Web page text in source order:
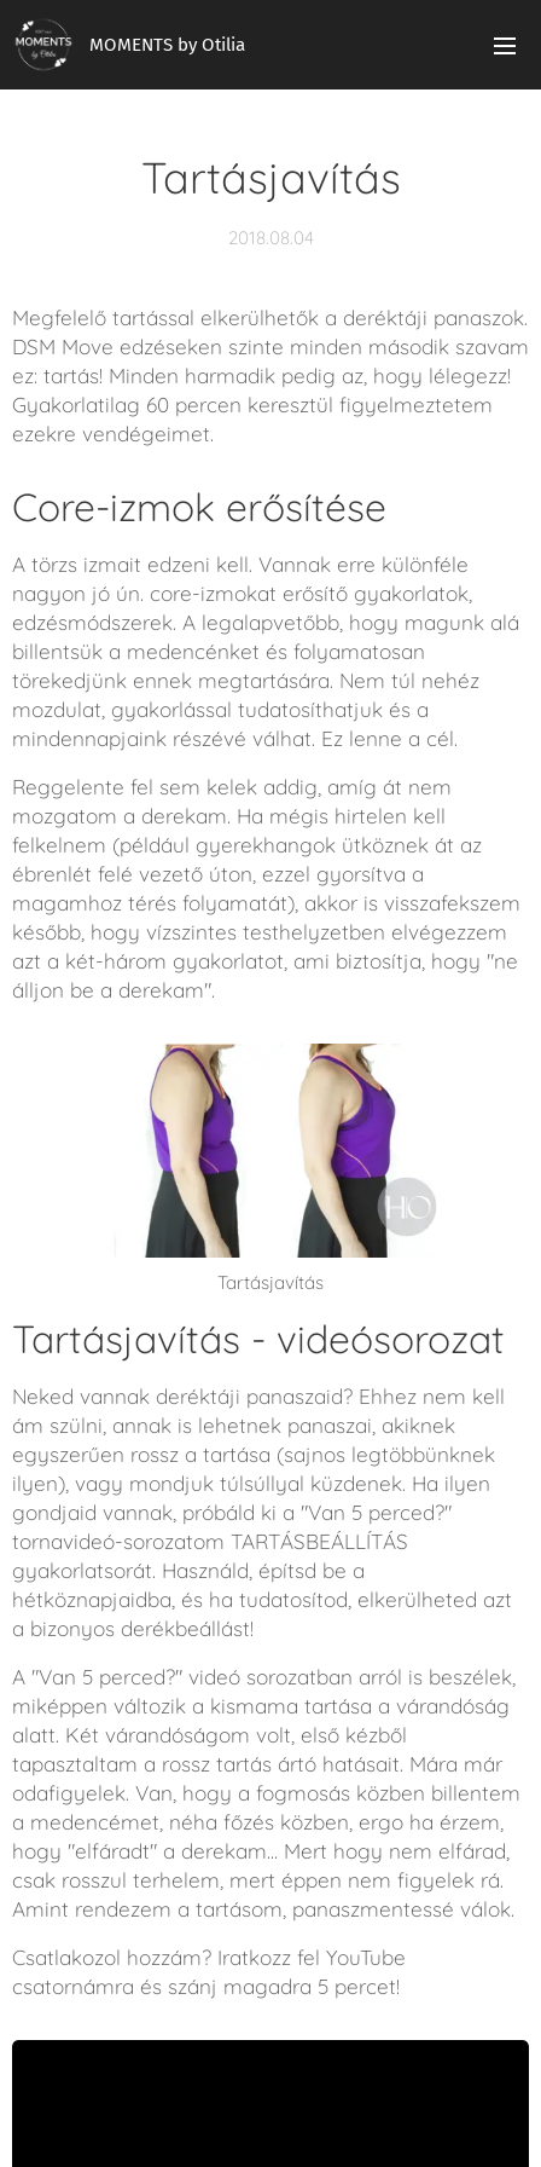
MOMENTS by Otilia
Tartásjavítás
2018.08.04
Megfelelő tartással elkerülhetők a deréktáji panaszok.
DSM Move edzéseken szinte minden második szavam
ez: tartás! Minden harmadik pedig az, hogy lélegezz!
Gyakorlatilag 60 percen keresztül figyelmeztetem
ezekre vendégeimet.
Core-izmok erősítése
A törzs izmait edzeni kell. Vannak erre különféle
nagyon jó ún. core-izmokat erősítő gyakorlatok,
edzésmódszerek. A legalapvetőbb, hogy magunk alá
billentsük a medencénket és folyamatosan
törekedjünk ennek megtartására. Nem túl nehéz
mozdulat, gyakorlással tudatosíthatjuk és a
mindennapjaink részévé válhat. Ez lenne a cél.
Reggelente fel sem kelek addig, amíg át nem
mozgatom a derekam. Ha mégis hirtelen kell
felkelnem (például gyerekhangok ütköznek át az
ébrenlét felé vezető úton, ezzel gyorsítva a
magamhoz térés folyamatát), akkor is visszafekszem
később, hogy vízszintes testhelyzetben elvégezzem
azt a két-három gyakorlatot, ami biztosítja, hogy "ne
álljon be a derekam".
Tartásjavítás
Tartásjavítás - videósorozat
Neked vannak deréktáji panaszaid? Ehhez nem kell
ám szülni, annak is lehetnek panaszai, akiknek
egyszerűen rossz a tartása (sajnos legtöbbünknek
ilyen), vagy mondjuk túlsúllyal küzdenek. Ha ilyen
gondjaid vannak, próbáld ki a "Van 5 perced?"
tornavideó-sorozatom TARTÁSBEÁLLÍTÁS
gyakorlatsorát. Használd, építsd be a
hétköznapjaidba, és ha tudatosítod, elkerülheted azt
a bizonyos derékbeállást!
A "Van 5 perced?" videó sorozatban arról is beszélek,
miképpen változik a kismama tartása a várandóság
alatt. Két várandóságom volt, első kézből
tapasztaltam a rossz tartás ártó hatásait. Mára már
odafigyelek. Van, hogy a fogmosás közben billentem
a medencémet, néha főzés közben, ergo ha érzem,
hogy "elfáradt" a derekam... Mert hogy nem elfárad,
csak rosszul terhelem, mert éppen nem figyelek rá.
Amint rendezem a tartásom, panaszmentessé válok.
Csatlakozol hozzám? Iratkozz fel YouTube
csatornámra és szánj magadra 5 percet!